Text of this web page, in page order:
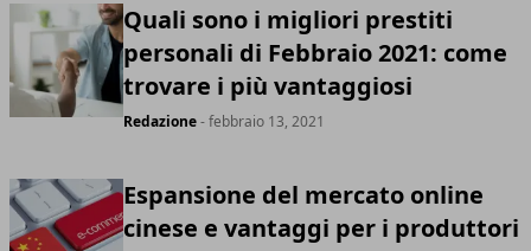
Quali sono i migliori prestiti
personali di Febbraio 2021: come
trovare i più vantaggiosi
Redazione- febbraio 13, 2021
Espansione del mercato online
cinese e vantaggi per i produttori